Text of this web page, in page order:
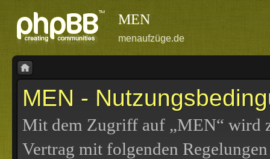
MEN
menaufzüge.de
MEN -
Mit dem Zugriff auf „MEN“ wird
Vertrag mit folgenden Regelungen